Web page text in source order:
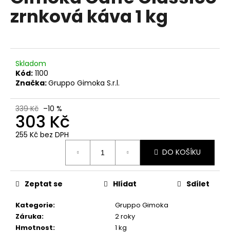
z
zrnková káva 1 kg
Skladom
Kód: 1100
Značka:Gruppo Gimoka S.r.l.
339 Kč –10 %
303 Kč
255 Kč bez DPH
DO KOŠÍKU
Kategorie:
Gruppo Gimoka
Záruka:
2 roky
Hmotnost:
1 kg
Zeptat se Hlídat Sdílet
u
j
m
e
LAVAZZA
CREMA
&
GUSTO
DÓZA
MLETÁ
KÁVA
133
Kč
Původně:
Kč